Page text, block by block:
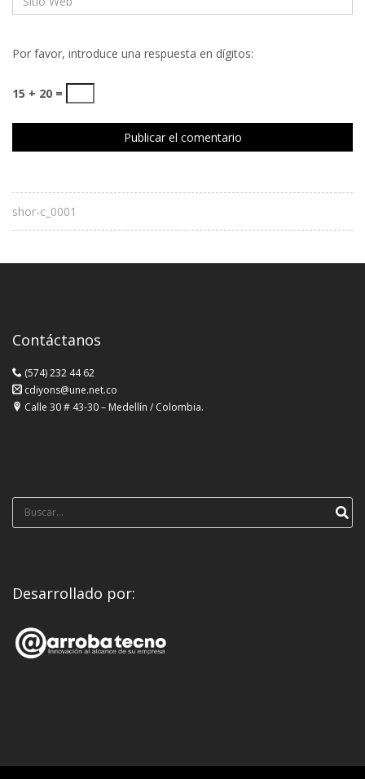
Por favor, introduce una respuesta en dígitos:
15 + 20 =
shor-c_0001
Contáctanos
(574) 232 44 62
cdiyons@une.net.co
Calle 30 # 43-30 – Medellín / Colombia.
Búsqueda
para:
Desarrollado por: